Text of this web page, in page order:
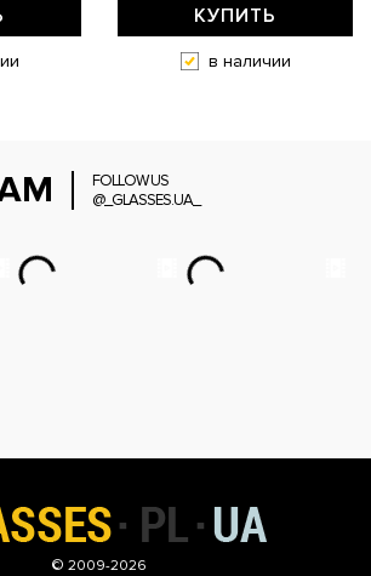
КУПИТЬ
в наличии
FOLLOW US
@_GLASSES.UA_
© 2009-2026